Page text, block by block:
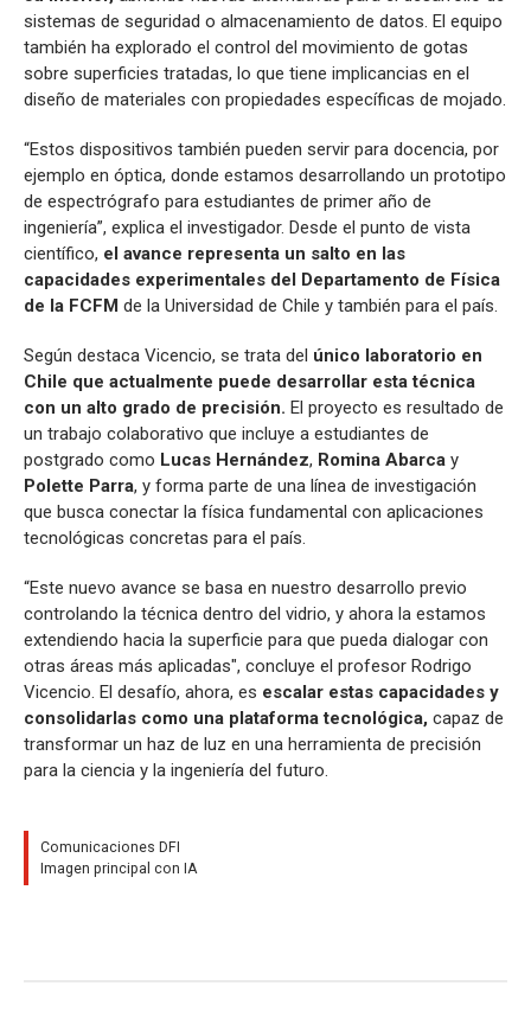
sistemas de seguridad o almacenamiento de datos. El equipo
también ha explorado el control del movimiento de gotas
sobre superficies tratadas, lo que tiene implicancias en el
diseño de materiales con propiedades específicas de mojado.
“Estos dispositivos también pueden servir para docencia, por
ejemplo en óptica, donde estamos desarrollando un prototipo
de espectrógrafo para estudiantes de primer año de
ingeniería”, explica el investigador. Desde el punto de vista
científico, el avance representa un salto en las
capacidades experimentales del Departamento de Física
de la FCFM de la Universidad de Chile y también para el país.
Según destaca Vicencio, se trata del único laboratorio en
Chile que actualmente puede desarrollar esta técnica
con un alto grado de precisión. El proyecto es resultado de
un trabajo colaborativo que incluye a estudiantes de
postgrado como Lucas Hernández, Romina Abarca y
Polette Parra, y forma parte de una línea de investigación
que busca conectar la física fundamental con aplicaciones
tecnológicas concretas para el país.
“Este nuevo avance se basa en nuestro desarrollo previo
controlando la técnica dentro del vidrio, y ahora la estamos
extendiendo hacia la superficie para que pueda dialogar con
otras áreas más aplicadas", concluye el profesor Rodrigo
Vicencio. El desafío, ahora, es escalar estas capacidades y
consolidarlas como una plataforma tecnológica, capaz de
transformar un haz de luz en una herramienta de precisión
para la ciencia y la ingeniería del futuro.
Comunicaciones DFI
Imagen principal con IA